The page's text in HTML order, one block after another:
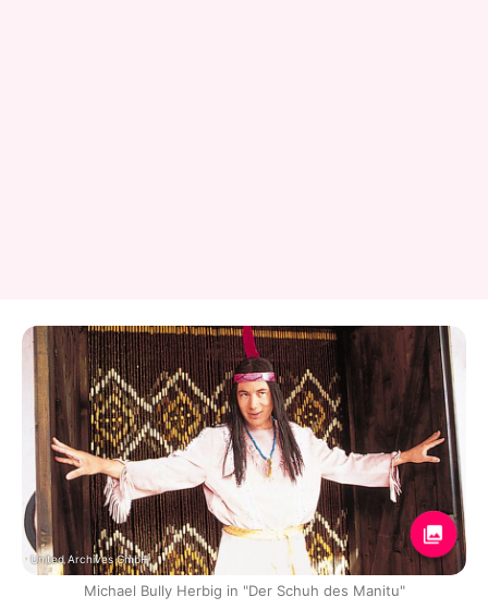
United Archives GmbH
Michael Bully Herbig in "Der Schuh des Manitu"